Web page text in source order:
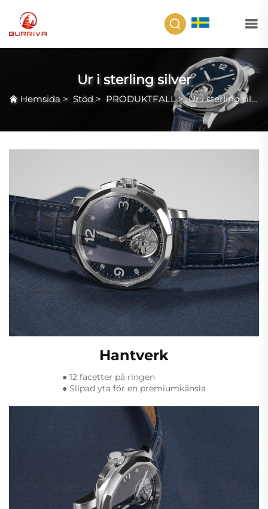
Ur i sterling silver
Hemsida> Stöd> PRODUKTFALL>Ur i sterling silver
Hantverk
● 12 facetter på ringen
● Slipad yta för en premiumkänsla